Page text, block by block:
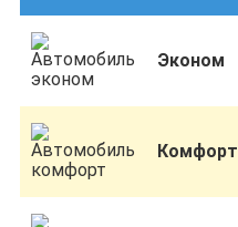
Эконом
Комфорт